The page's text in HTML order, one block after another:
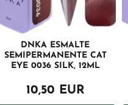
DNKA ESMALTE
SEMIPERMANENTE CAT
EYE 0036 SILK, 12ML
10,50 EUR